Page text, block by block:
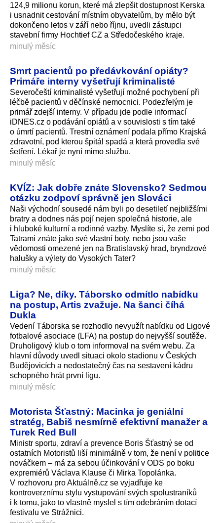
124,9 milionu korun, které má zlepšit dostupnost Kerska
i usnadnit cestování místním obyvatelům, by mělo být
dokončeno letos v září nebo říjnu, uvedli zástupci
stavební firmy Hochtief CZ a Středočeského kra­je.
minulý měsíc
Smrt pacientů po předávkování opiáty?
Primáře interny vyšetřují kriminalisté
Severočeští kriminalisté vyšetřují možné pochybení při
léčbě pacientů v děčínské nemocnici. Podezřelým je
primář zdejší interny. V případu jde podle informací
iDNES.cz o podávání opiátů a v souvislosti s tím také
o úmrtí pacientů. Trestní oznámení podala přímo Krajská
zdravotní, pod kterou špitál spadá a která provedla své
šetření. Lékař je nyní mimo službu.
minulý měsíc
KVÍZ: Jak dobře znáte Slovensko? Sedmou
otázku zodpoví správně jen Slováci
Naši východní sousedé nám byli po desetiletí nejbližšími
bratry a dodnes nás pojí nejen společná historie, ale
i hluboké kulturní a rodinné vazby. Myslíte si, že zemi pod
Tatrami znáte jako své vlastní boty, nebo jsou vaše
vědomosti omezené jen na Bratislavský hrad, bryndzové
halušky a výlety do Vysokých Tater?
minulý měsíc
Liga? Ne, díky. Táborsko odmítlo nabídku
na postup, Artis zvažuje. Na šanci číhá
Dukla
Vedení Táborska se rozhodlo nevyužít nabídku od Ligové
fotbalové asociace (LFA) na postup do nejvyšší soutěže.
Druholigový klub o tom informoval na svém webu. Za
hlavní důvody uvedl situaci okolo stadionu v Českých
Budějovicích a nedostatečný čas na sestavení kádru
schopného hrát první ligu.
minulý měsíc
Motorista Šťastný: Macinka je geniální
stratég, Babiš nesmírně efektivní manažer a
Turek Red Bull
Ministr sportu, zdraví a prevence Boris Šťastný se od
ostatních Motoristů liší minimálně v tom, že není v politice
nováčkem – má za sebou účinkování v ODS po boku
expremiérů Václava Klause či Mirka Topolánka.
V rozhovoru pro Aktuálně.cz se vyjadřuje ke
kontroverznímu stylu vystupování svých spolustraníků
i k tomu, jako to vlastně myslel s tím odebráním dotací
festivalu ve Strážnici.